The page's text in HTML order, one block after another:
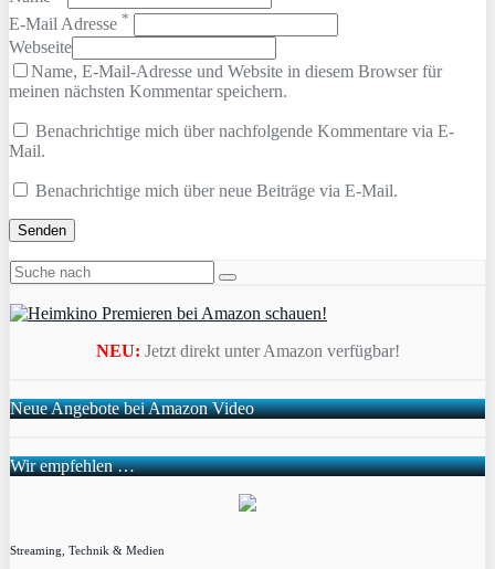
E-Mail Adresse *
Webseite
Name, E-Mail-Adresse und Website in diesem Browser für
meinen nächsten Kommentar speichern.
Benachrichtige mich über nachfolgende Kommentare via E-
Mail.
Benachrichtige mich über neue Beiträge via E-Mail.
NEU: Jetzt direkt unter Amazon verfügbar!
Neue Angebote bei Amazon Video
Wir empfehlen …
Streaming, Technik & Medien